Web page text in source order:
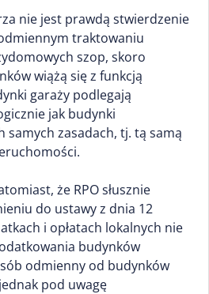
nie jest prawdą stwierdzenie
traktowaniu
szop, skoro
wiążą się z funkcją
garaży podlegają
jak budynki
samych zasadach, tj. tą samą
że RPO słusznie
do ustawy z dnia 12
i opłatach lokalnych nie
budynków
odmienny od budynków
pod uwagę